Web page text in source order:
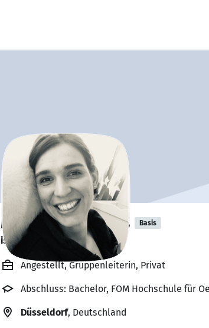
Manuela Sanders Basis
ist offen für Projekte. 🔎
Angestellt, Gruppenleiterin, Privat
Abschluss: Bachelor, FOM Hochschule für
Düsseldorf, Deutschland